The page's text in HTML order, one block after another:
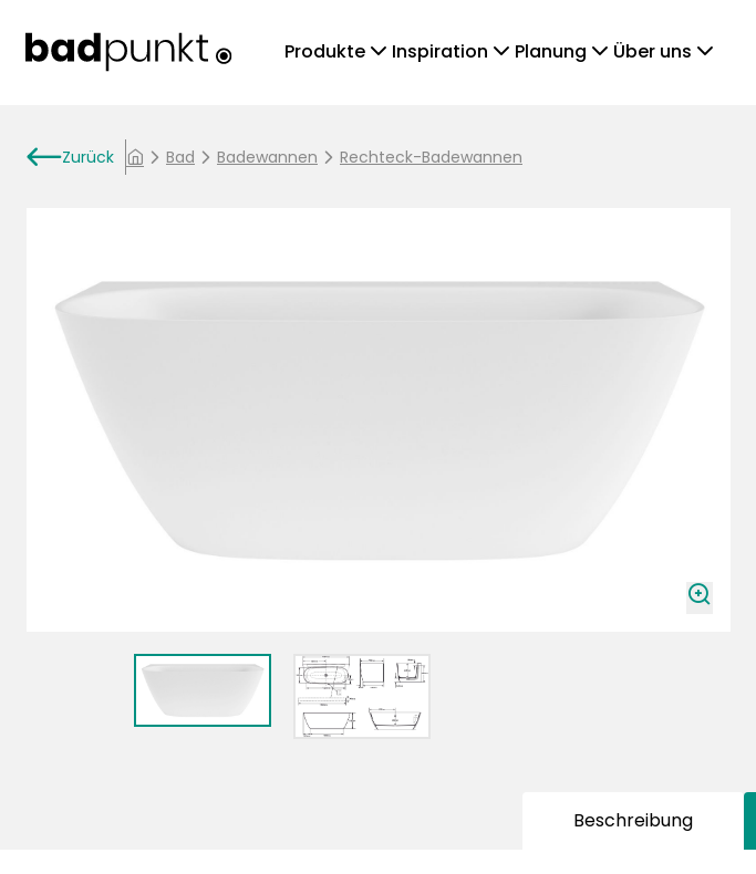
Produkte chevronDown Inspiration chevronDown Planung chevronDown Über uns chevronDown
arrowLeftZurück home chevronRight Bad chevronRight Badewannen chevronRight Rechteck-Badewannen
zoomIn
Beschreibung